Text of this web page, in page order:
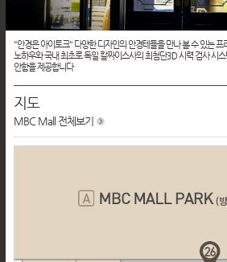
"안경은 아이토크" 다양한 디자인의 안경테들을 만나 볼 수 있는
노하우와 국내 최초로 독일 칼짜이스사의 최첨단3D 시력 검사 시
안함을 제공합니다
지도
MBC Mall 전체보기